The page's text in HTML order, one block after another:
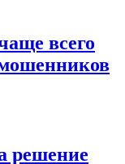
всего
решение